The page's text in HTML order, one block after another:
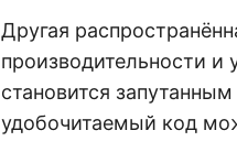
Другая
производительности
становится
удобочитаемый код